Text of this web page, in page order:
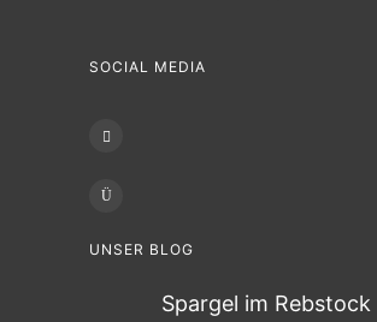
SOCIAL MEDIA
UNSER BLOG
Spargel im Rebstock